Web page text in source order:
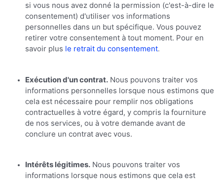
si vous nous avez donné la permission (c'est-à-dire le
consentement) d'utiliser vos informations
personnelles dans un but spécifique. Vous pouvez
retirer votre consentement à tout moment. Pour en
savoir plus le retrait du consentement.
Exécution d'un contrat. Nous pouvons traiter vos
informations personnelles lorsque nous estimons que
cela est nécessaire pour remplir nos obligations
contractuelles à votre égard, y compris la fourniture
de nos services, ou à votre demande avant de
conclure un contrat avec vous.
Intérêts légitimes. Nous pouvons traiter vos
informations lorsque nous estimons que cela est